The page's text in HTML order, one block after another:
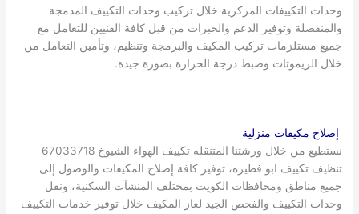
وحدات التكييفات المركزية خلال تركيب وحدات التكييف المدمجة
والمنفصلة وتوفير الدعم والخبرات من قبل كافة الفنيين للتعامل مع
جميع مستلزمات تركيب المكيف والبرمجة وتنظيم، وتأمين التعامل من
خلال الريموتات وضبط درجة الحرارة بصورة جيدة.
إصلاح مكيفات منزلية
نستطيع من خلال ورشتنا المتنقله تكييف الهواء الشيوخ 67033718
تنظيف تكييف ابو فطيره، توفير كافة إصلاح المكيفات والوصول إلى
جميع مناطق ومحافظات الكويت بمختلف المنشآت السكنية، ونقل
وحدات التكييف والفحص الجيد لغاز المكيف خلال توفير خدمات التكييف